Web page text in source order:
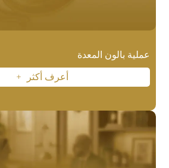
عملية بالون المعدة
أعرف أكثر L